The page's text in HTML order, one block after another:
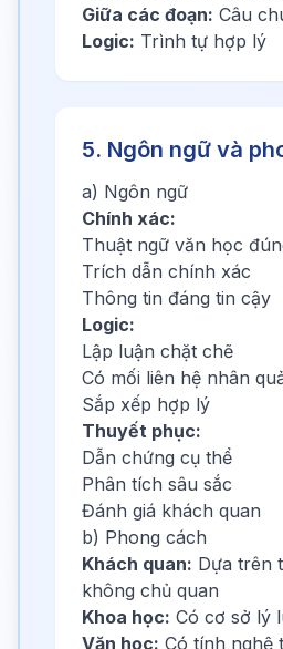
Giữa các đoạn: Câu
Logic: Trình tự hợp lý
5. Ngôn ngữ và
a) Ngôn ngữ
Chính xác:
Thuật ngữ văn học
Trích dẫn chính xác
Thông tin đáng tin cậy
Logic:
Lập luận chặt chẽ
Có mối liên hệ nhân
Sắp xếp hợp lý
Thuyết phục:
Dẫn chứng cụ thể
Phân tích sâu sắc
Đánh giá khách quan
b) Phong cách
Khách quan: Dựa trên
không chủ quan
Khoa học: Có cơ sở lý
Văn học: Có tính nghệ